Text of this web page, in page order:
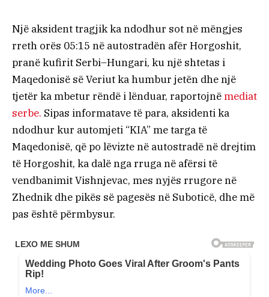
Një aksident tragjik ka ndodhur sot në mëngjes
rreth orës 05:15 në autostradën afër Horgoshit,
pranë kufirit Serbi–Hungari, ku një shtetas i
Maqedonisë së Veriut ka humbur jetën dhe një
tjetër ka mbetur rëndë i lënduar, raportojnëmediat
serbe. Sipas informatave të para, aksidenti ka
ndodhur kur automjeti “KIA” me targa të
Maqedonisë, që po lëvizte në autostradë në drejtim
të Horgoshit, ka dalë nga rruga në afërsi të
vendbanimit Vishnjevac, mes nyjës rrugore në
Zhednik dhe pikës së pagesës në Suboticë, dhe më
pas është përmbysur.